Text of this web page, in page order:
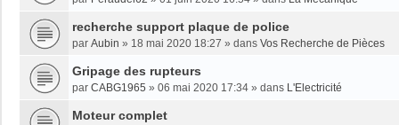
recherche support plaque de police
par Aubin » 18 mai 2020 18:27 » dans Vos Recherche de Pièces
Gripage des rupteurs
par CABG1965 » 06 mai 2020 17:34 » dans L'Electricité
Moteur complet